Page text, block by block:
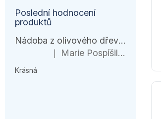
Poslední hodnocení
produktů
Nádoba z olivového dřeva, HENDI, 245x198x(H)194mm
Hodnocení produktu je 5 z 5 hvězdiček.
Marie Pospíšilová
Krásná